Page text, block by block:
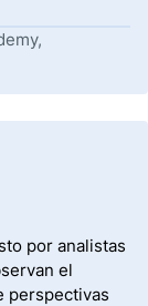
por analistas
el
perspectivas